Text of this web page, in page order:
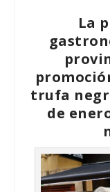
La
trufa
de